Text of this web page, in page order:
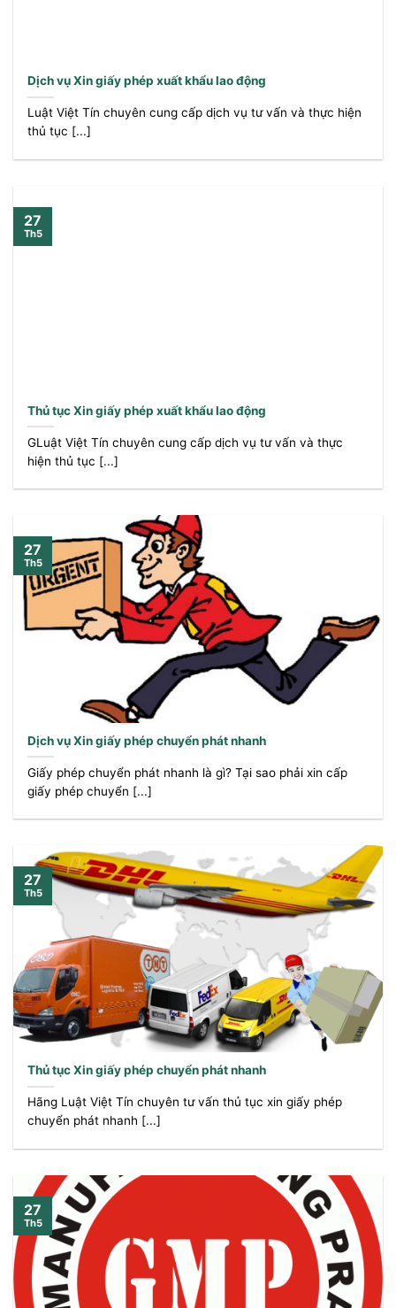
Dịch vụ Xin giấy phép xuất khẩu lao động
Luật Việt Tín chuyên cung cấp dịch vụ tư vấn và thực hiện
thủ tục [...]
Thủ tục Xin giấy phép xuất khẩu lao động
GLuật Việt Tín chuyên cung cấp dịch vụ tư vấn và thực
hiện thủ tục [...]
27
Th5
Dịch vụ Xin giấy phép chuyển phát nhanh
Giấy phép chuyển phát nhanh là gì? Tại sao phải xin cấp
giấy phép chuyển [...]
27
Th5
Thủ tục Xin giấy phép chuyển phát nhanh
Hãng Luật Việt Tín chuyên tư vấn thủ tục xin giấy phép
chuyển phát nhanh [...]
27
Th5
27
Th5